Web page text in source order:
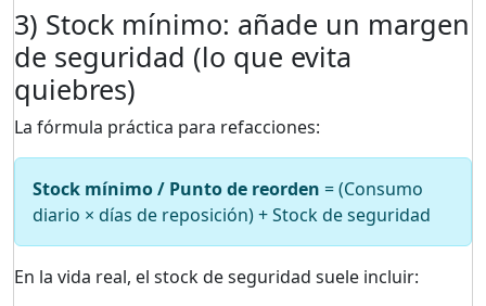
3) Stock mínimo: añade un margen
de seguridad (lo que evita
quiebres)
La fórmula práctica para refacciones:
Stock mínimo / Punto de reorden = (Consumo
diario × días de reposición) + Stock de seguridad
En la vida real, el stock de seguridad suele incluir: